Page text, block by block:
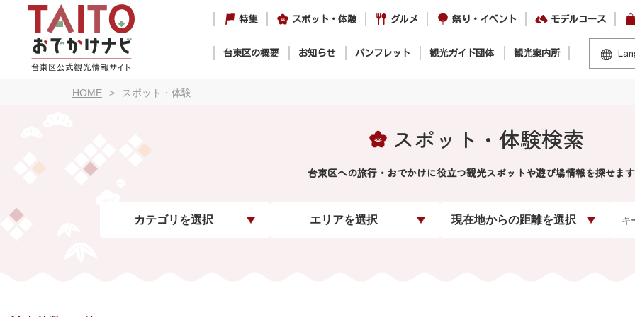
特集 スポット・体験 グルメ 祭り・イベント モデルコース
台東区の概要 お知らせ パンフレット 観光ガイド団体 観光案内所
HOME スポット・体験
スポット・体験検索
台東区への旅行・おでかけに役立つ観光スポットや遊び場情報を探せま
カテゴリを選択 エリアを選択 現在地からの距離を選択